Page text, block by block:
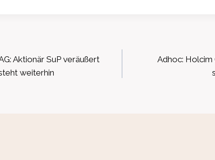
Aktionär SuP veräußert
weiterhin
Adhoc: Holcim